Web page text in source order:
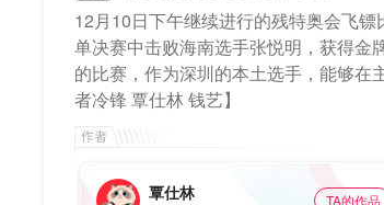
12月10日下午继续进行的残特奥会飞
单决赛中击败海南选手张悦明，获得金
的比赛，作为深圳的本土选手，能够
者冷锋 覃仕林 钱艺】
覃仕林 TA的作品